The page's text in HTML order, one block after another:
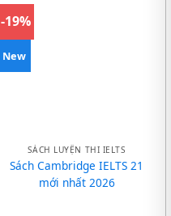
-19%
New
SÁCH LUYỆN THI IELTS
Sách Cambridge IELTS 21
mới nhất 2026